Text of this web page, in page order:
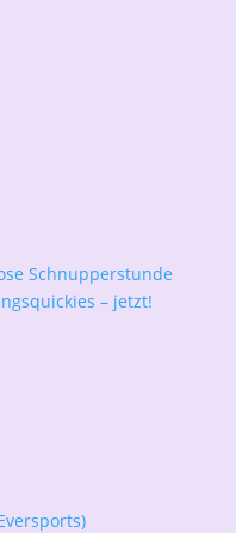
Schnupperstunde
– jetzt!